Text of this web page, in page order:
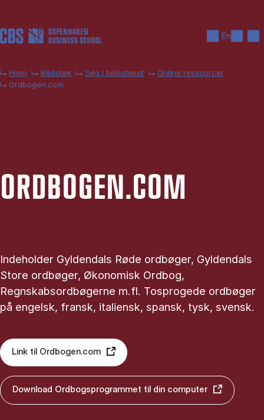
En
Hjem Bibliotek Søg i biblioteket
Online ressourcer
Ordbogen.com
ORD­BO­GEN.COM
Indeholder Gyldendals Røde ordbøger, Gyldendals
Store ordbøger, Økonomisk Ordbog,
Regnskabsordbøgerne m.fl. Tosprogede ordbøger
på engelsk, fransk, italiensk, spansk, tysk, svensk.
Link til Ordbogen.com
Download Ordbogsprogrammet til din computer